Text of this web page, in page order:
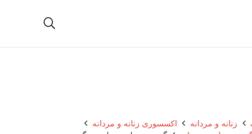
زنانه و مردانه
اکسسوری زنانه و مردانه